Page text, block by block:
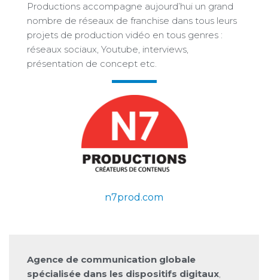
Productions accompagne aujourd’hui un grand
nombre de réseaux de franchise dans tous leurs
projets de production vidéo en tous genres :
réseaux sociaux, Youtube, interviews,
présentation de concept etc.
n7prod.com
Agence de communication globale
spécialisée dans les dispositifs digitaux,